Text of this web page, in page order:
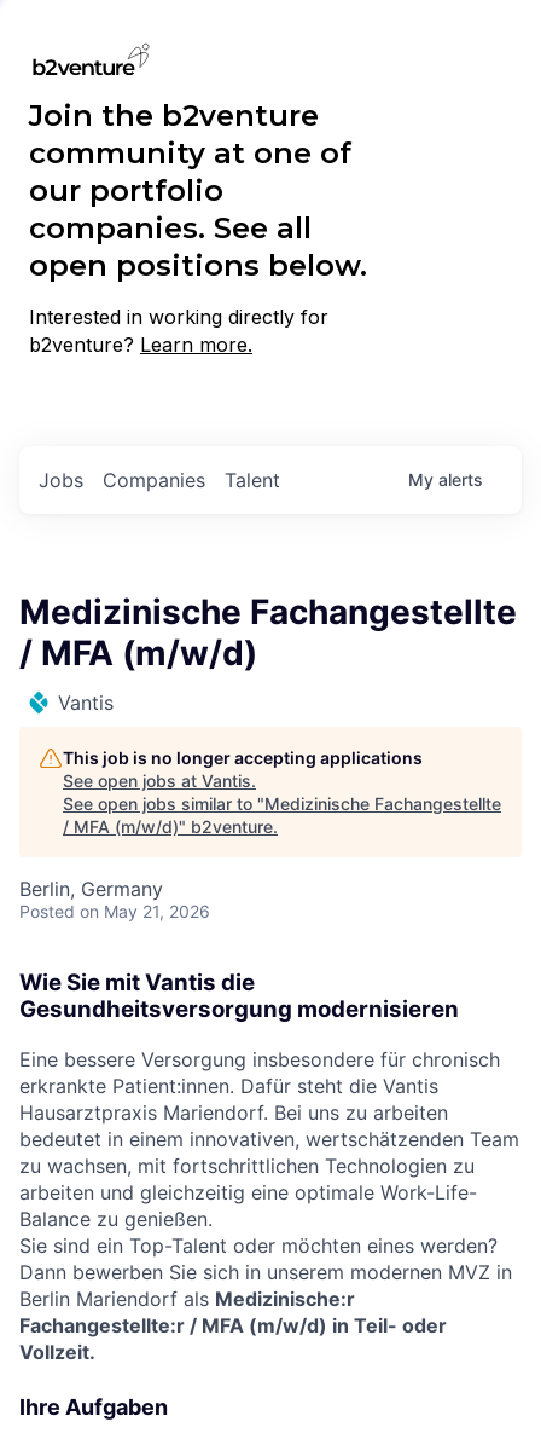
Join the b2venture
community at one of
our portfolio
companies. See all
open positions below.
Interested in working directly for
b2venture? Learn more.
Jobs Companies Talent My alerts
Medizinische Fachangestellte
/ MFA (m/w/d)
Vantis
This job is no longer accepting applications
See open jobs at Vantis.
See open jobs similar to "Medizinische Fachangestellte
/ MFA (m/w/d)" b2venture.
Berlin, Germany
Posted on May 21, 2026
Wie Sie mit Vantis die
Gesundheitsversorgung modernisieren
Eine bessere Versorgung insbesondere für chronisch
erkrankte Patient:innen. Dafür steht die Vantis
Hausarztpraxis Mariendorf. Bei uns zu arbeiten
bedeutet in einem innovativen, wertschätzenden Team
zu wachsen, mit fortschrittlichen Technologien zu
arbeiten und gleichzeitig eine optimale Work-Life-
Balance zu genießen.
Sie sind ein Top-Talent oder möchten eines werden?
Dann bewerben Sie sich in unserem modernen MVZ in
Berlin Mariendorf als Medizinische:r
Fachangestellte:r / MFA (m/w/d) in Teil- oder
Vollzeit.
Ihre Aufgaben